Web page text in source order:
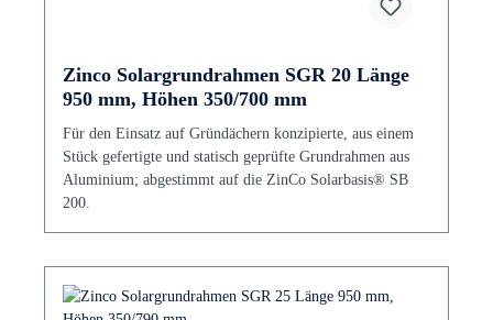
Zinco Solargrundrahmen SGR 20 Länge
950 mm, Höhen 350/700 mm
Für den Einsatz auf Gründächern konzipierte, aus einem
Stück gefertigte und statisch geprüfte Grundrahmen aus
Aluminium; abgestimmt auf die ZinCo Solarbasis® SB
200.